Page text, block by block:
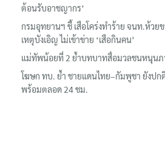
ต้อนรับอาชญากร’
กรมอุทยานฯ ชี้ เสือโคร่งทำร้าย จนท.ห้วย
เหตุบังเอิญ ไม่เข้าข่าย ‘เสือกินคน’
แม่ทัพน้อยที่ 2 ย้ำบทบาทสื่อมวลชนหนุนภ
โฆษก ทบ. ย้ำ ชายแดนไทย–กัมพูชา ยังปก
พร้อมตลอด 24 ชม.